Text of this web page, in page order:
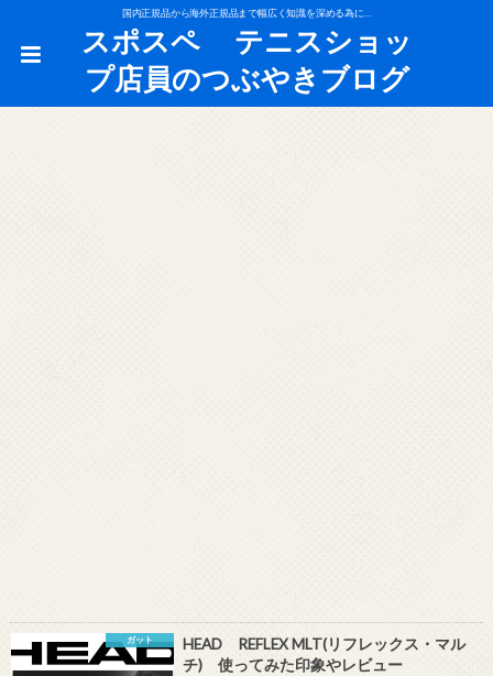
国内正規品から海外正規品まで幅広く知識を深める為に…
スポスペ テニスショッ
プ店員のつぶやきブログ
ガット
HEAD REFLEX MLT(リフレックス・マル
チ) 使ってみた印象やレビュー